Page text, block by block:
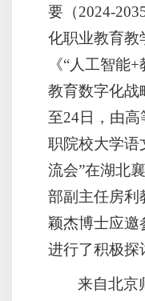
要（2024-
化职业教育教
《“人工智能
教育数字化战
至24日，由高
职院校大学语
流会”在湖北
部副主任房利
颖杰博士应邀
进行了积极探
来自北京